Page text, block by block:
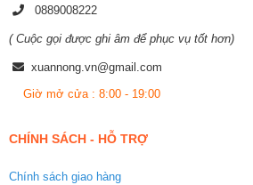
0889008222
( Cuộc gọi được ghi âm để phục vụ tốt hơn)
xuannong.vn@gmail.com
Giờ mở cửa : 8:00 - 19:00
CHÍNH SÁCH - HỖ TRỢ
Chính sách giao hàng